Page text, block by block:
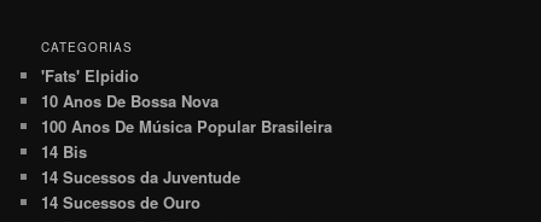
CATEGORIAS
'Fats' Elpidio
10 Anos De Bossa Nova
100 Anos De Música Popular Brasileira
14 Bis
14 Sucessos da Juventude
14 Sucessos de Ouro